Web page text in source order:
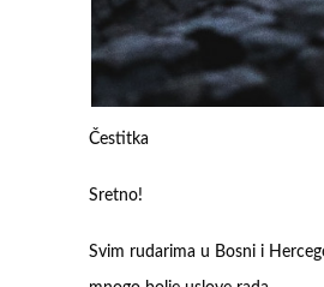
Čestitka
Sretno!
Svim rudarima u Bosni i